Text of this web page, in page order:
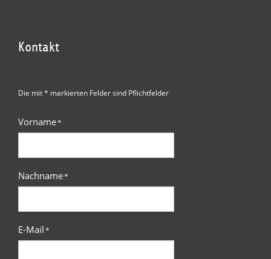
Kontakt
Die mit * markierten Felder sind Pflichtfelder
Vorname*
Nachname*
E-Mail*